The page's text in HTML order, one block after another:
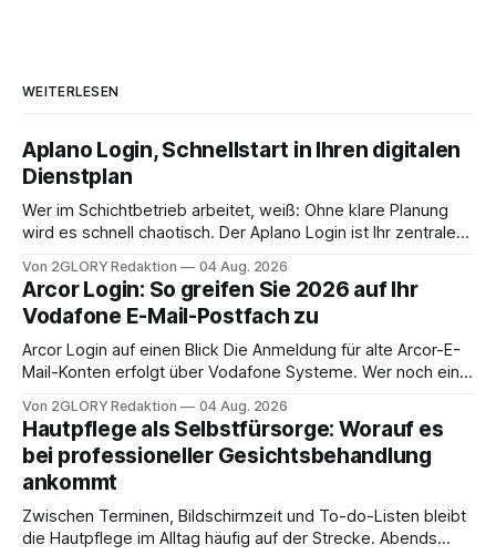
WEITERLESEN
Aplano Login, Schnellstart in Ihren digitalen
Dienstplan
Wer im Schichtbetrieb arbeitet, weiß: Ohne klare Planung
wird es schnell chaotisch. Der Aplano Login ist Ihr zentraler
abwesenheiten und die gesamte kommunikation rund um
Ihr personal digital zu organisieren. In diesem Leitfaden
erfahren Sie alles, was Sie für einen reibungslosen Einstieg
brauchen, von der Registrierung
Von 2GLORY Redaktion 04 Aug. 2026
Arcor Login: So greifen Sie 2026 auf Ihr
Vodafone E-Mail-Postfach zu
Arcor Login auf einen Blick Die Anmeldung für alte Arcor-E-
Mail-Konten erfolgt über Vodafone Systeme. Wer noch eine
besitzt, loggt sich heute über das Vodafone E-Mail & Cloud
Portal ein. Der klassische Arcor Login über mail.
Von 2GLORY Redaktion 04 Aug. 2026
Hautpflege als Selbstfürsorge: Worauf es
bei professioneller Gesichtsbehandlung
ankommt
Zwischen Terminen, Bildschirmzeit und To-do-Listen bleibt
die Hautpflege im Alltag häufig auf der Strecke. Abends